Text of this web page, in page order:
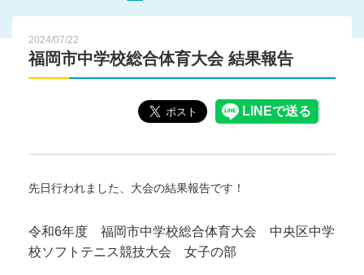
2024/07/22
福岡市中学校総合体育大会 結果報告
先日行われました、大会の結果報告です！
令和6年度 福岡市中学校総合体育大会 中央区中学
校ソフトテニス競技大会 女子の部